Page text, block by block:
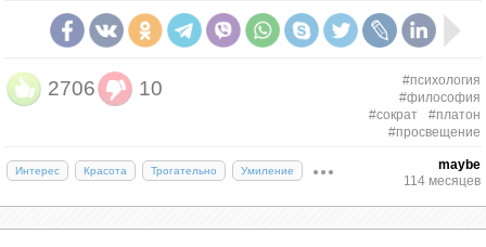
2706 10
#психология
#философия
#сократ
#платон
#просвещение
Интерес Красота Трогательно Умиление
maybe
114 месяцев